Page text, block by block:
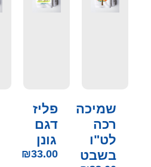
שמיכה
רכה
לט"ו
בשבט
פליז
דגם
גונן
₪33.00